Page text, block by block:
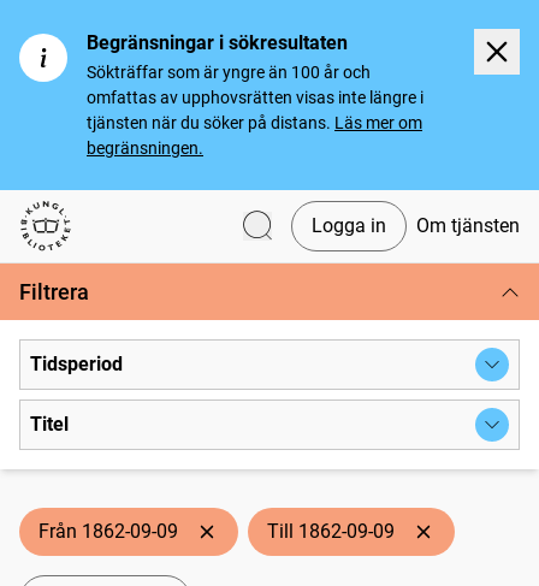
Begränsningar i sökresultaten
Sökträffar som är yngre än 100 år och
omfattas av upphovsrätten visas inte längre i
tjänsten när du söker på distans. Läs mer om
begränsningen.
Svenska tidningar
Logga in Om tjänsten
Filtrera
Tidsperiod
Titel
Från 1862-09-09 Till 1862-09-09